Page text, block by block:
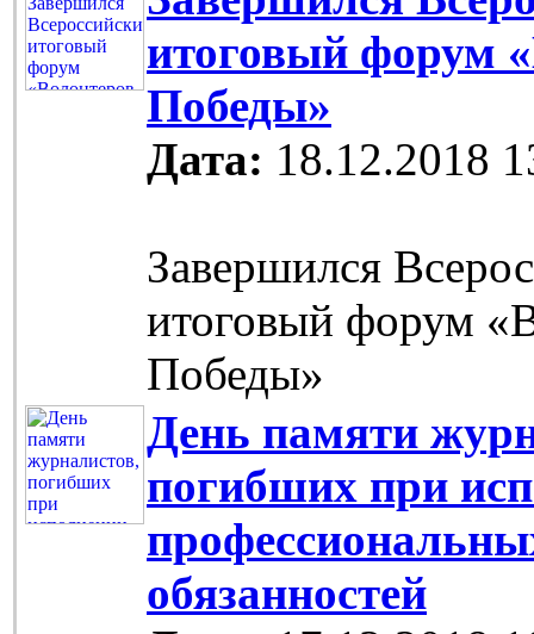
итоговый форум
Победы»
Дата: 18.12.2018
Завершился
итоговый форум
Победы»
День памяти
погибших при
обязанностей